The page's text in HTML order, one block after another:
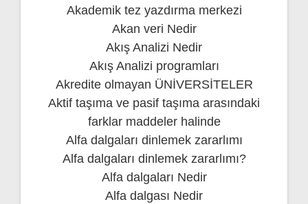
Akademik tez yazdırma merkezi
Akan veri Nedir
Akış Analizi Nedir
Akış Analizi programları
Akredite olmayan ÜNİVERSİTELER
Aktif taşıma ve pasif taşıma arasındaki
farklar maddeler halinde
Alfa dalgaları dinlemek zararlımı
Alfa dalgaları dinlemek zararlımı?
Alfa dalgaları Nedir
Alfa dalgası Nedir